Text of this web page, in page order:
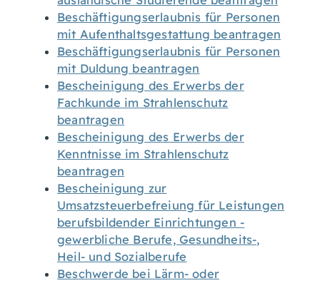
Beschäftigungserlaubnis für Personen
mit Aufenthaltsgestattung beantragen
Beschäftigungserlaubnis für Personen
mit Duldung beantragen
Bescheinigung des Erwerbs der
Fachkunde im Strahlenschutz
beantragen
Bescheinigung des Erwerbs der
Kenntnisse im Strahlenschutz
beantragen
Bescheinigung zur
Umsatzsteuerbefreiung für Leistungen
berufsbildender Einrichtungen -
gewerbliche Berufe, Gesundheits-,
Heil- und Sozialberufe
Beschwerde bei Lärm- oder